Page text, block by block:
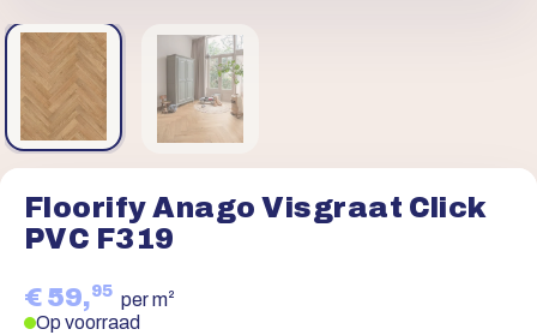
Floorify Anago Visgraat Click
PVC F319
€ 59,95 per m²
Op voorraad